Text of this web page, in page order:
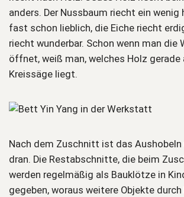
anders. Der Nussbaum riecht ein wenig
fast schon lieblich, die Eiche riecht
riecht wunderbar. Schon wenn man die
öffnet, weiß man, welches Holz gerade
Kreissäge liegt.
Nach dem Zuschnitt ist das Aushobeln
dran. Die Restabschnitte, die beim
werden regelmäßig als Bauklötze in
gegeben, woraus weitere Objekte durch